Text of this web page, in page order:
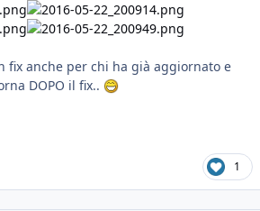
fix anche per chi ha già aggiornato e
DOPO il fix..
1